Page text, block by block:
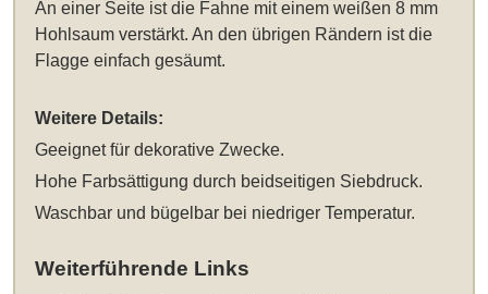
An einer Seite ist die Fahne mit einem weißen 8 mm
Hohlsaum verstärkt. An den übrigen Rändern ist die
Flagge einfach gesäumt.
Weitere Details:
Geeignet für dekorative Zwecke.
Hohe Farbsättigung durch beidseitigen Siebdruck.
Waschbar und bügelbar bei niedriger Temperatur.
Weiterführende Links